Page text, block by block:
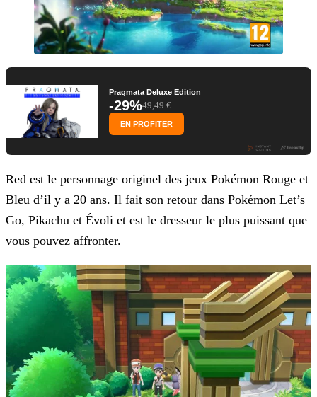
Pragmata Deluxe Edition
-29%49,49 €
EN PROFITER
Red est le personnage originel des jeux Pokémon Rouge et
Bleu d’il y a 20 ans. Il fait son retour dans Pokémon Let’s
Go, Pikachu et Évoli et est le dresseur le plus puissant que
vous pouvez affronter.